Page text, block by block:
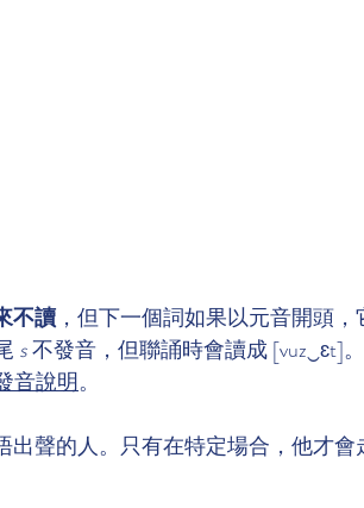
不讀，但下一個詞如果以元音開頭，
s 不發音，但聯誦時會讀成 [vuz‿ɛt]
音說明。
聲的人。只有在特定場合，他才會